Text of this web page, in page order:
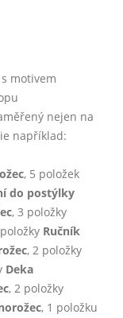
motivem
nejen na
například:
, 5 položek
do postýlky
, 3 položky
Ručník
, 2 položky
Deka
, 2 položky
, 1 položku